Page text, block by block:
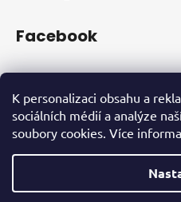
K personalizaci obsahu a
sociálních médií a analýze
soubory cookies. Více
Facebook